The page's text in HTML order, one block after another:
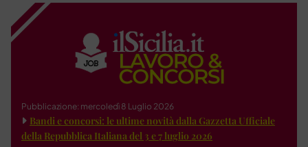
Pubblicazione: mercoledì 8 Luglio 2026
Bandi e concorsi: le ultime novità dalla Gazzetta Ufficiale
della Repubblica Italiana del 3 e 7 luglio 2026